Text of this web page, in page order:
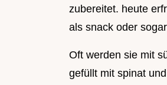
zubereitet. heute
als snack oder
Oft werden sie mit
gefüllt mit spinat